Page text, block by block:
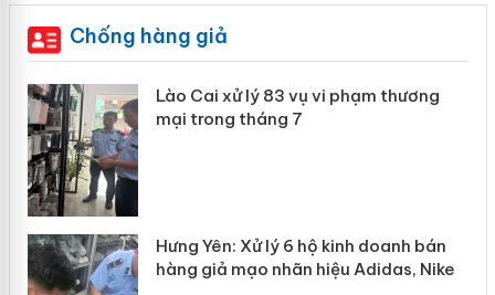
Chống hàng giả
Lào Cai xử lý 83 vụ vi phạm thương
mại trong tháng 7
Hưng Yên: Xử lý 6 hộ kinh doanh bán
hàng giả mạo nhãn hiệu Adidas, Nike